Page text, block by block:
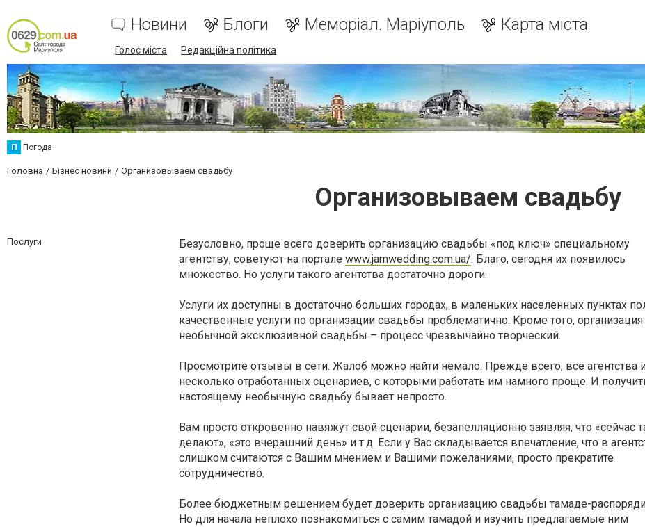
Новини Блоги Меморіал. Маріуполь Карта міста
Голос міста Редакційна політика
П Погода
Головна Бізнес новини Организовываем свадьбу
Организовываем свадьбу
Послуги
Безусловно, проще всего доверить организацию свадьбы «под ключ» специальному
агентству, советуют на портале www.jamwedding.com.ua/. Благо, сегодня их появилось
множество. Но услуги такого агентства достаточно дороги.
Услуги их доступны в достаточно больших городах, в маленьких населенных пунктах
качественные услуги по организации свадьбы проблематично. Кроме того, организация
необычной эксклюзивной свадьбы – процесс чрезвычайно творческий.
Просмотрите отзывы в сети. Жалоб можно найти немало. Прежде всего, все агентства
несколько отработанных сценариев, с которыми работать им намного проще. И
настоящему необычную свадьбу бывает непросто.
Вам просто откровенно навяжут свой сценарии, безапелляционно заявляя, что «сейчас
делают», «это вчерашний день» и т.д. Если у Вас складывается впечатление, что в
слишком считаются с Вашим мнением и Вашими пожеланиями, просто прекратите
сотрудничество.
Более бюджетным решением будет доверить организацию свадьбы тамаде-
Но для начала неплохо познакомиться с самим тамадой и изучить предлагаемые ним